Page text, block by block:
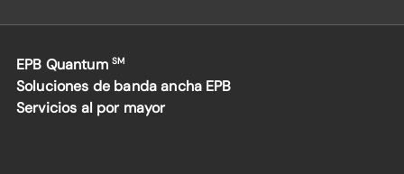
EPB Quantum SM
Soluciones de banda ancha EPB
Servicios al por mayor